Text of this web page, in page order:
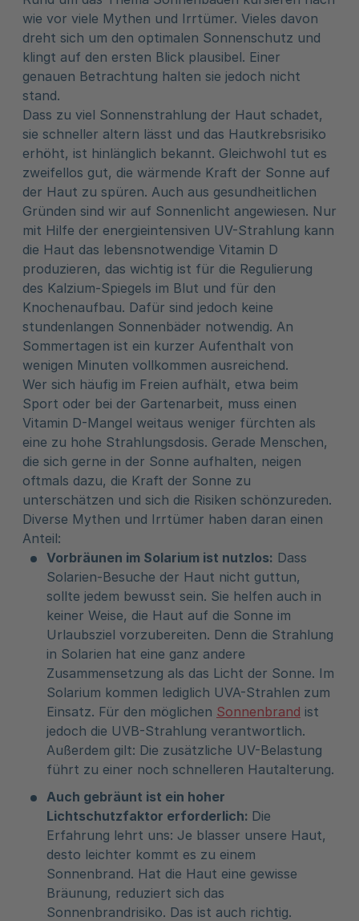
wie vor viele Mythen und Irrtümer. Vieles davon
dreht sich um den optimalen Sonnenschutz und
klingt auf den ersten Blick plausibel. Einer
genauen Betrachtung halten sie jedoch nicht
stand.
Dass zu viel Sonnenstrahlung der Haut schadet,
sie schneller altern lässt und das Hautkrebsrisiko
erhöht, ist hinlänglich bekannt. Gleichwohl tut es
zweifellos gut, die wärmende Kraft der Sonne auf
der Haut zu spüren. Auch aus gesundheitlichen
Gründen sind wir auf Sonnenlicht angewiesen. Nur
mit Hilfe der energieintensiven UV-Strahlung kann
die Haut das lebensnotwendige Vitamin D
produzieren, das wichtig ist für die Regulierung
des Kalzium-Spiegels im Blut und für den
Knochenaufbau. Dafür sind jedoch keine
stundenlangen Sonnenbäder notwendig. An
Sommertagen ist ein kurzer Aufenthalt von
wenigen Minuten vollkommen ausreichend.
Wer sich häufig im Freien aufhält, etwa beim
Sport oder bei der Gartenarbeit, muss einen
Vitamin D-Mangel weitaus weniger fürchten als
eine zu hohe Strahlungsdosis. Gerade Menschen,
die sich gerne in der Sonne aufhalten, neigen
oftmals dazu, die Kraft der Sonne zu
unterschätzen und sich die Risiken schönzureden.
Diverse Mythen und Irrtümer haben daran einen
Anteil:
Vorbräunen im Solarium ist nutzlos: Dass
Solarien-Besuche der Haut nicht guttun,
sollte jedem bewusst sein. Sie helfen auch in
keiner Weise, die Haut auf die Sonne im
Urlaubsziel vorzubereiten. Denn die Strahlung
in Solarien hat eine ganz andere
Zusammensetzung als das Licht der Sonne. Im
Solarium kommen lediglich UVA-Strahlen zum
Einsatz. Für den möglichen Sonnenbrand ist
jedoch die UVB-Strahlung verantwortlich.
Außerdem gilt: Die zusätzliche UV-Belastung
führt zu einer noch schnelleren Hautalterung.
Auch gebräunt ist ein hoher
Lichtschutzfaktor erforderlich: Die
Erfahrung lehrt uns: Je blasser unsere Haut,
desto leichter kommt es zu einem
Sonnenbrand. Hat die Haut eine gewisse
Bräunung, reduziert sich das
Sonnenbrandrisiko. Das ist auch richtig.